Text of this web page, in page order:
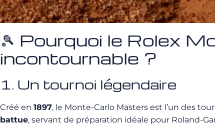
🎾 Pourquoi le Rolex
incontournable ?
1. Un tournoi légendaire
Créé en 1897, le Monte-Carlo Masters est l’un des
battue, servant de préparation idéale pour Roland-